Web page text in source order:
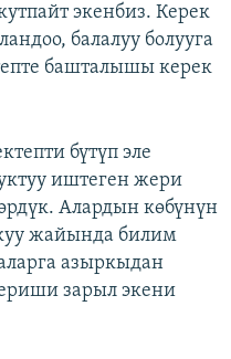
экенбиз. Керек
балалуу болууга
башталышы керек
бүтүп эле
иштеген жери
Алардын көбүнүн
жайында билим
азыркыдан
зарыл экени